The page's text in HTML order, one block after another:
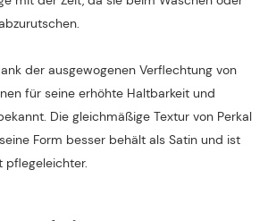
der ausgewogenen Verflechtung von
für seine erhöhte Haltbarkeit und
Die gleichmäßige Textur von Perkal
Form besser behält als Satin und ist
pflegeleichter.